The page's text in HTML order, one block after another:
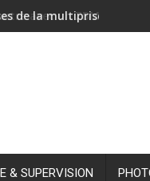
de la multiprise NOUS
& SUPERVISION